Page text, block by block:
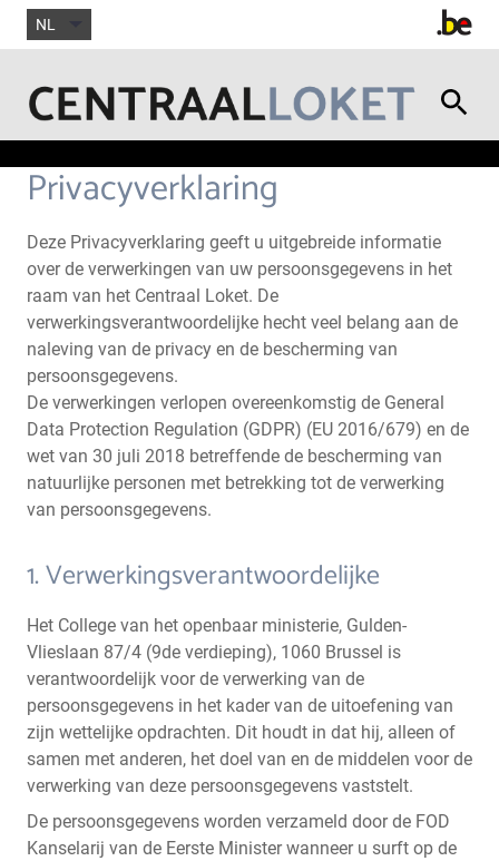
NL
Privacyverklaring
Deze Privacyverklaring geeft u uitgebreide informatie
over de verwerkingen van uw persoonsgegevens in het
raam van het Centraal Loket. De
verwerkingsverantwoordelijke hecht veel belang aan de
naleving van de privacy en de bescherming van
persoonsgegevens.
De verwerkingen verlopen overeenkomstig de General
Data Protection Regulation (GDPR) (EU 2016/679) en de
wet van 30 juli 2018 betreffende de bescherming van
natuurlijke personen met betrekking tot de verwerking
van persoonsgegevens.
1. Verwerkingsverantwoordelijke
Het College van het openbaar ministerie, Gulden-
Vlieslaan 87/4 (9de verdieping), 1060 Brussel is
verantwoordelijk voor de verwerking van de
persoonsgegevens in het kader van de uitoefening van
zijn wettelijke opdrachten. Dit houdt in dat hij, alleen of
samen met anderen, het doel van en de middelen voor de
verwerking van deze persoonsgegevens vaststelt.
De persoonsgegevens worden verzameld door de FOD
Kanselarij van de Eerste Minister wanneer u surft op de